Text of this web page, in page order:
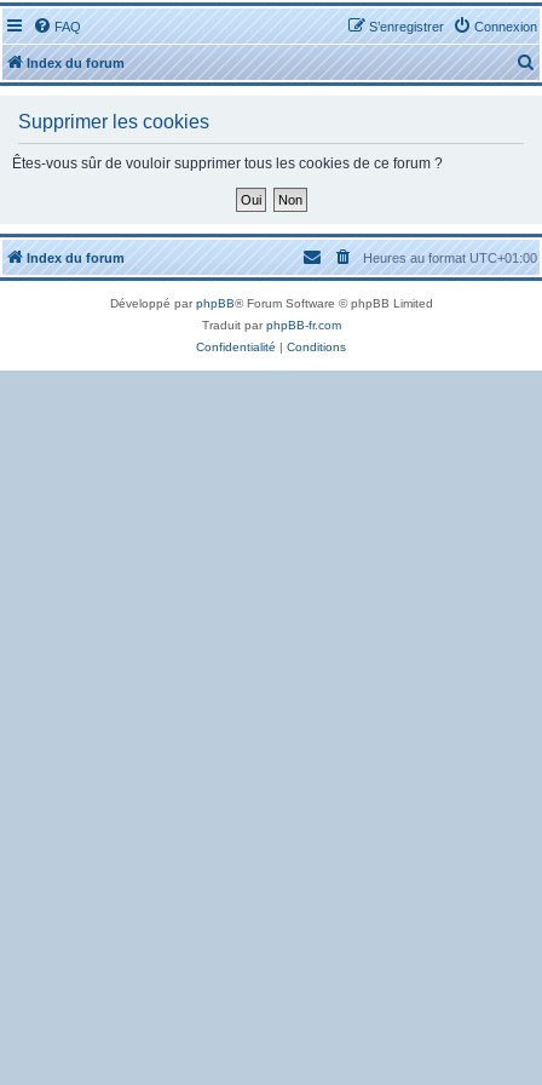
FAQ Connexion
S’enregistrer
Index du forum
e
c
h
Supprimer les cookies
Êtes-vous sûr de vouloir supprimer tous les cookies de ce forum ?
Index du forum Heures au formatUTC+01:00
Développé parphpBB® Forum Software © phpBB Limited
Traduit parphpBB-fr.com
Confidentialité | Conditions